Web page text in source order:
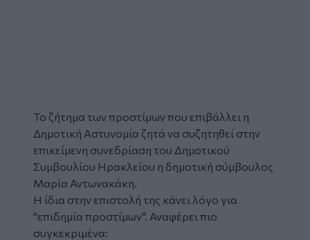
Το ζήτημα των προστίμων που επιβάλλει η
Δημοτική Αστυνομία ζητά να συζητηθεί στην
επικείμενη συνεδρίαση του Δημοτικού
Συμβουλίου Ηρακλείου η δημοτική σύμβουλος
Μαρία Αντωνακάκη.
Η ίδια στην επιστολή της κάνει λόγο για
"επιδημία προστίμων". Αναφέρει πιο
συγκεκριμένα: